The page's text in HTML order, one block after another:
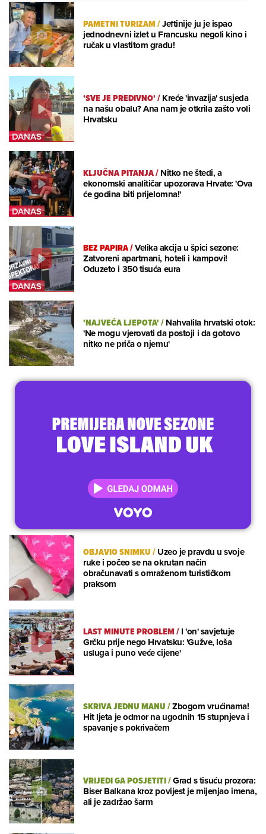
PAMETNI TURIZAM/Jeftinije ju je ispao
jednodnevni izlet u Francusku negoli kino i
ručak u vlastitom gradu!
'SVE JE PREDIVNO'/Kreće 'invazija' susjeda
na našu obalu? Ana nam je otkrila zašto voli
Hrvatsku
KLJUČNA PITANJA/Nitko ne štedi, a
ekonomski analitičar upozorava Hrvate: 'Ova
će godina biti prijelomna!'
BEZ PAPIRA/Velika akcija u špici sezone:
Zatvoreni apartmani, hoteli i kampovi!
Oduzeto i 350 tisuća eura
'NAJVEĆA LJEPOTA'/Nahvalila hrvatski otok:
'Ne mogu vjerovati da postoji i da gotovo
nitko ne priča o njemu'
OBJAVIO SNIMKU/Uzeo je pravdu u svoje
ruke i počeo se na okrutan način
obračunavati s omraženom turističkom
praksom
LAST MINUTE PROBLEM/I 'on' savjetuje
Grčku prije nego Hrvatsku: 'Gužve, loša
usluga i puno veće cijene'
SKRIVA JEDNU MANU/Zbogom vrućinama!
Hit ljeta je odmor na ugodnih 15 stupnjeva i
spavanje s pokrivačem
VRIJEDI GA POSJETITI/Grad s tisuću prozora:
Biser Balkana kroz povijest je mijenjao imena,
ali je zadržao šarm